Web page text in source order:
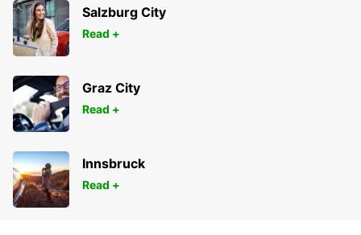
Salzburg City
Read +
Graz City
Read +
Innsbruck
Read +